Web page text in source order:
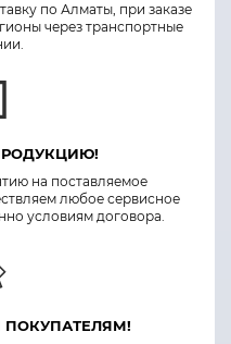
по Алматы, при заказе
через транспортные
на поставляемое
любое сервисное
условиям договора.